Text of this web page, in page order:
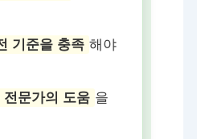
기준을 충족 해야
문가의 도움 을